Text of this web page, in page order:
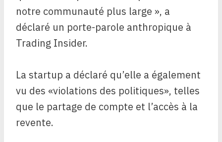
notre communauté plus large », a
déclaré un porte-parole anthropique à
Trading Insider.
La startup a déclaré qu’elle a également
vu des «violations des politiques», telles
que le partage de compte et l’accès à la
revente.